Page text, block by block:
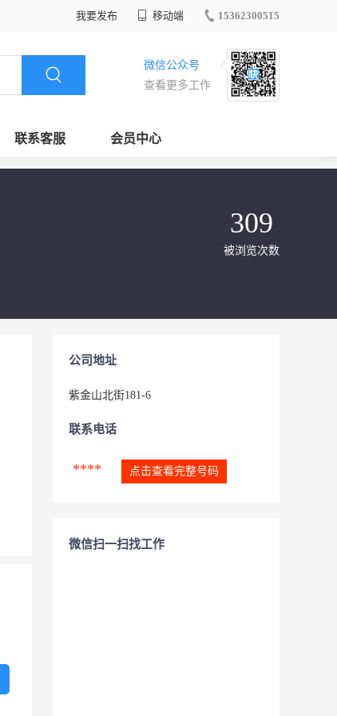
我要发布 移动端 15362300515
微信公众号
查看更多工作
联系客服 会员中心
309
被浏览次数
公司地址
紫金山北街181-6
联系电话
**** 点击查看完整号码
微信扫一扫找工作